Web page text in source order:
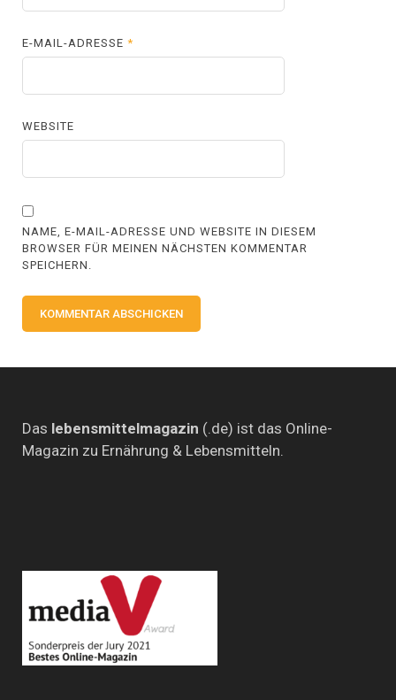
E-MAIL-ADRESSE*
WEBSITE
NAME, E-MAIL-ADRESSE UND WEBSITE IN DIESEM
BROWSER FÜR MEINEN NÄCHSTEN KOMMENTAR
SPEICHERN.
Das lebensmittelmagazin (.de) ist das Online-
Magazin zu Ernährung & Lebensmitteln.